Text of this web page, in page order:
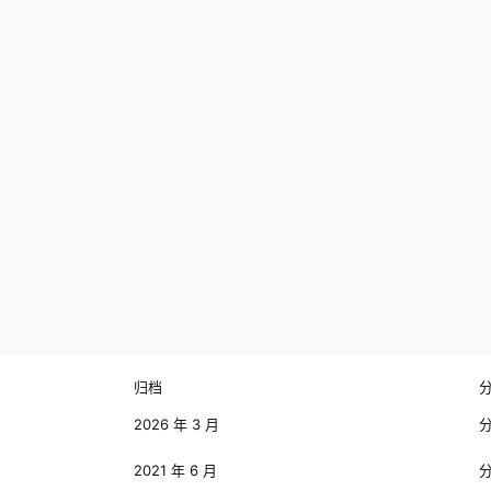
归档
2026 年 3 月
2021 年 6 月